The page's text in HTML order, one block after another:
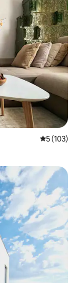
5 (103)